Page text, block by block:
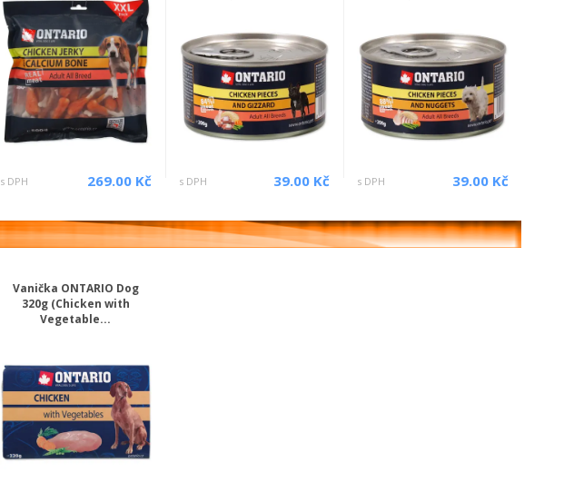
s DPH 269.00 Kč s DPH 39.00 Kč s DPH 39.00 Kč
Vanička ONTARIO Dog
320g (Chicken with
Vegetable...